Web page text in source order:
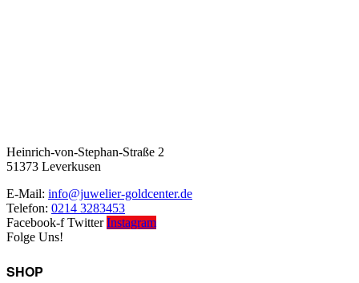
Heinrich-von-Stephan-Straße 2
51373 Leverkusen
E-Mail: info@juwelier-goldcenter.de
Telefon: 0214 3283453
Facebook-f Twitter Instagram
Folge Uns!
SHOP